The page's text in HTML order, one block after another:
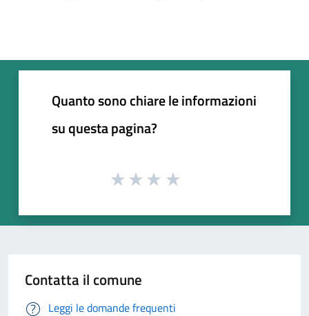
Quanto sono chiare le informazioni
su questa pagina?
Contatta il comune
Leggi le domande frequenti